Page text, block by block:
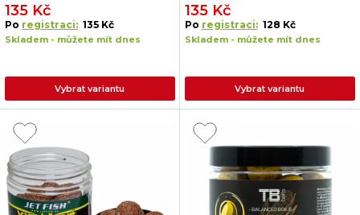
135 Kč
Po registraci: 135 Kč
Skladem - můžete mít dnes
Vybrat variantu
135 Kč
Po registraci: 128 Kč
Skladem - můžete mít dnes
Vybrat variantu